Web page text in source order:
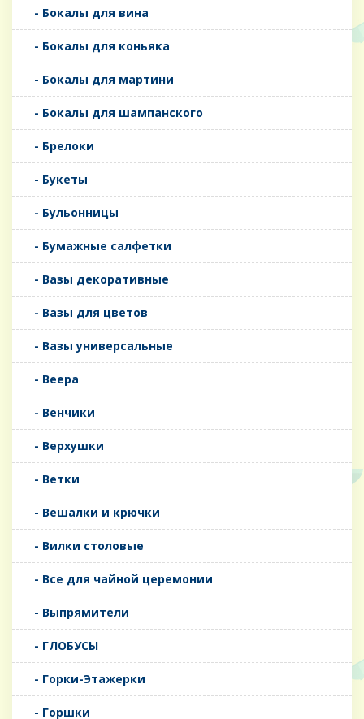
- Бокалы для вина
- Бокалы для коньяка
- Бокалы для мартини
- Бокалы для шампанского
- Брелоки
- Букеты
- Бульонницы
- Бумажные салфетки
- Вазы декоративные
- Вазы для цветов
- Вазы универсальные
- Веера
- Венчики
- Верхушки
- Ветки
- Вешалки и крючки
- Вилки столовые
- Все для чайной церемонии
- Выпрямители
- ГЛОБУСЫ
- Горки-Этажерки
- Горшки